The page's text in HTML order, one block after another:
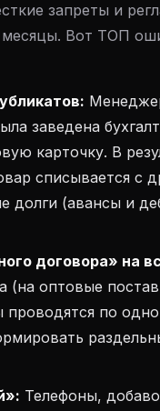
запреты и
месяцы. Вот ТОП
заведена
карточку. В
списывается с
долги (авансы и
договора» на
(на оптовые
по
Телефоны,